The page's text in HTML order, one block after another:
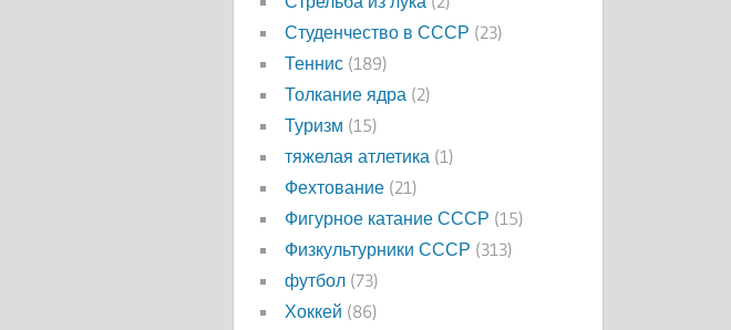
Студенчество в СССР (23)
Теннис (189)
Толкание ядра (2)
Туризм (15)
тяжелая атлетика (1)
Фехтование (21)
Фигурное катание СССР (15)
Физкультурники СССР (313)
футбол (73)
Хоккей (86)